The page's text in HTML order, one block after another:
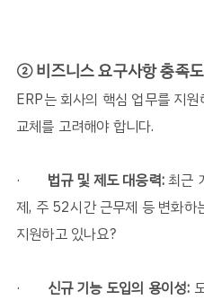
② 비즈니스 요구사항 충족
ERP는 회사의 핵심 업무를 지
교체를 고려해야 합니다.
· 법규 및 제도 대응력:최근
제, 주52시간 근무제 등 변화하
지원하고 있나요?
· 신규 기능 도입의 용이성: